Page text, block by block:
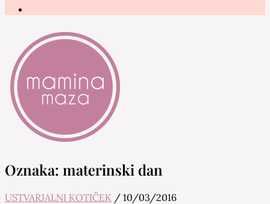
Mamina Maza
Blog & Portal za starše in bodoče starše
Oznaka: materinski dan
USTVARJALNI KOTIČEK / 10/03/2016